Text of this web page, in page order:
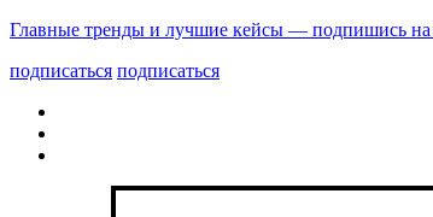
Главные тренды и лучшие кейсы — подпишись на
подписаться подписаться